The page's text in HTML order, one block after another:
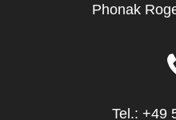
Phonak
Tel.: +49